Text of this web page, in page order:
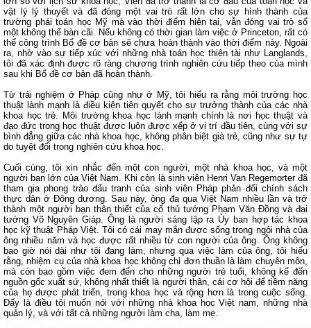
vật lý lý thuyết và đã đóng một vai trò rất lớn cho sự hình thành của
trường phái toán học Mỹ mà vào thời điểm hiện tại, vẫn đóng vai trò số
một không thể bàn cãi. Nếu không có thời gian làm việc ở Princeton, rất có
thể công trình Bổ đề cơ bản sẽ chưa hoàn thành vào thời điểm này. Ngoài
ra, nhờ vào sự tiếp xúc với những nhà toán học thiên tài như Langlands,
tôi đã xác định được rõ ràng chương trình nghiên cứu tiếp theo của mình
sau khi Bổ đề cơ bản đã hoàn thành.
Từ trải nghiệm ở Pháp cũng như ở Mỹ, tôi hiểu ra rằng môi trường học
thuật lành mạnh là điều kiện tiên quyết cho sự trưởng thành của các nhà
khoa học trẻ. Môi trường khoa học lành mạnh chính là nơi học thuật và
đạo đức trong học thuật được luôn được xếp ở vị trí đầu tiên, cùng với sự
bình đẳng giữa các nhà khoa học, không phân biệt già trẻ, cũng như sự tự
do tuyệt đối trong nghiên cứu khoa học.
Cuối cùng, tôi xin nhắc đến một con người, một nhà khoa học, và một
người bạn lớn của Việt Nam. Khi còn là sinh viên Henri Van Regemorter đã
tham gia phong trào đấu tranh của sinh viên Pháp phản đối chính sách
thực dân ở Đông dương. Sau này, ông đa qua Việt Nam nhiều lần và trở
thành một người bạn thân thiết của cố thủ tướng Phạm Văn Đồng và đại
tướng Võ Nguyên Giáp. Ông là người sáng lập ra Ủy ban hợp tác khoa
học kỹ thuật Pháp Việt. Tôi có cái may mắn được sống trong ngôi nhà của
ông nhiều năm và học được rất nhiều từ con người của ông. Ông không
bao giờ nói dài như tôi đang làm, nhưng qua việc làm của ông, tôi hiểu
rằng, nhiệm cụ của nhà khoa học không chỉ đơn thuần là làm chuyên môn,
mà còn bao gồm việc đem đến cho những người trẻ tuổi, không kể đến
nguồn gốc xuất sứ, không nhất thiết là người thân, cái cơ hội để tiềm năng
của họ được phát triển, trong khoa học và rộng hơn là trong cuộc sống.
Đấy là điều tôi muốn nói với những nhà khoa học Việt nam, những nhà
quản lý, và với tất cả những người làm cha, làm mẹ.